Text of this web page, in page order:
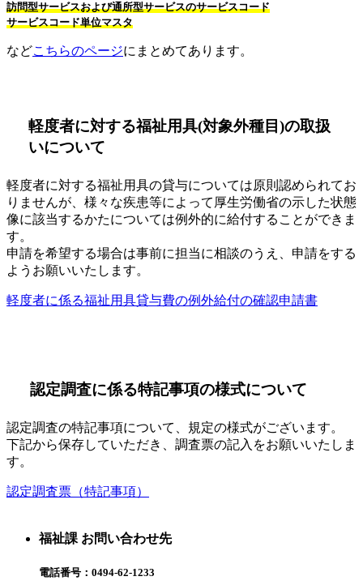
訪問型サービスおよび通所型サービスのサービスコード
サービスコード単位マスタ
などこちらのページにまとめてあります。
軽度者に対する福祉用具(対象外種目)の取扱
いについて
軽度者に対する福祉用具の貸与については原則認められてお
りませんが、様々な疾患等によって厚生労働省の示した状態
像に該当するかたについては例外的に給付することができま
す。
申請を希望する場合は事前に担当に相談のうえ、申請をする
ようお願いいたします。
軽度者に係る福祉用具貸与費の例外給付の確認申請書
認定調査に係る特記事項の様式について
認定調査の特記事項について、規定の様式がございます。
下記から保存していただき、調査票の記入をお願いいたしま
す。
認定調査票（特記事項）
福祉課 お問い合わせ先
電話番号： 0494-62-1233